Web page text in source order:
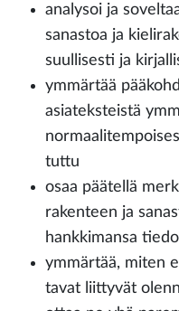
analysoi ja
sanastoa ja
suullisesti ja
ymmärtää
asiateksteistä
tuttu
osaa päätellä
rakenteen ja
hankkimansa
ymmärtää, miten
tavat liittyvät